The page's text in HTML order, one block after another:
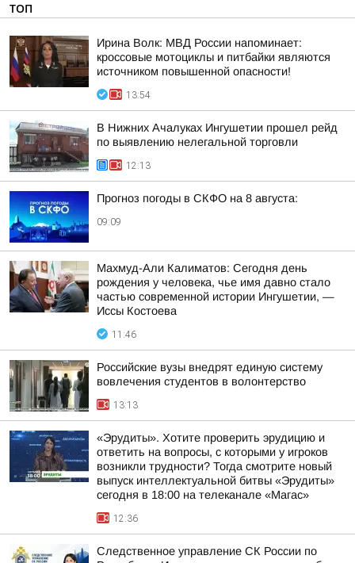
ТОП
Ирина Волк: МВД России напоминает:
кроссовые мотоциклы и питбайки являются
источником повышенной опасности!
13:54
В Нижних Ачалуках Ингушетии прошел рейд
по выявлению нелегальной торговли
12:13
Прогноз погоды в СКФО на 8 августа:
09:09
Махмуд-Али Калиматов: Сегодня день
рождения у человека, чье имя давно стало
частью современной истории Ингушетии, —
Иссы Костоева
11:46
Российские вузы внедрят единую систему
вовлечения студентов в волонтерство
13:13
«Эрудиты». Хотите проверить эрудицию и
ответить на вопросы, с которыми у игроков
возникли трудности? Тогда смотрите новый
выпуск интеллектуальной битвы «Эрудиты»
сегодня в 18:00 на телеканале «Магас»
12:36
Следственное управление СК России по